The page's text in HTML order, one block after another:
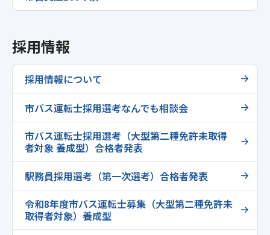
採用情報
採用情報について
市バス運転士採用選考なんでも相談会
市バス運転士採用選考（大型第二種免許未取得
者対象 養成型）合格者発表
駅務員採用選考（第一次選考）合格者発表
令和8年度市バス運転士募集（大型第二種免許未
取得者対象）養成型